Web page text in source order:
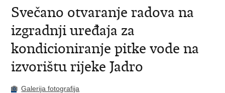
Svečano otvaranje radova na
izgradnji uređaja za
kondicioniranje pitke vode na
izvorištu rijeke Jadro
Galerija fotografija